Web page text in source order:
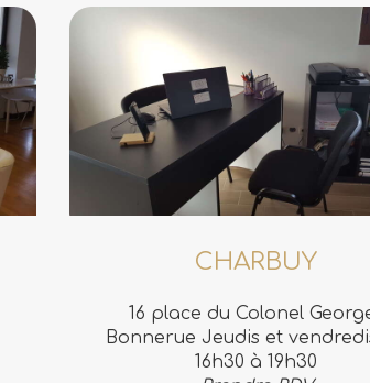
CHARBUY
16 place du Colonel
Bonnerue Jeudis et
16h30 à 19h30